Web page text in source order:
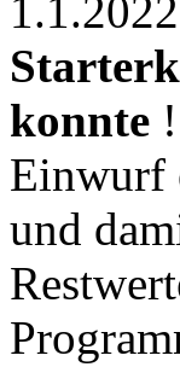
konnte
Einwurf
und